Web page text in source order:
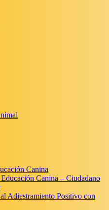
Canina
Canina – Ciudadano
Adiestramiento Positivo con